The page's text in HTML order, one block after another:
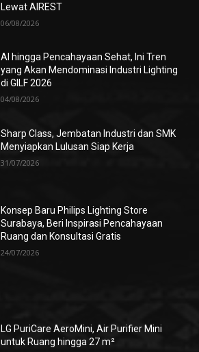
Lewat AIREST
06/08/2026
AI hingga Pencahayaan Sehat, Ini Tren
yang Akan Mendominasi Industri Lighting
di GILF 2026
04/08/2026
Sharp Class, Jembatan Industri dan SMK
Menyiapkan Lulusan Siap Kerja
31/07/2026
Konsep Baru Philips Lighting Store
Surabaya, Beri Inspirasi Pencahayaan
Ruang dan Konsultasi Gratis
24/07/2026
LG PuriCare AeroMini, Air Purifier Mini
untuk Ruang hingga 27 m²